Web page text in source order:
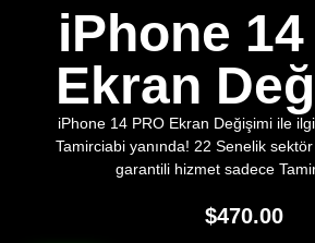
iPhone 14
Ekran
iPhone 14 PRO Ekran Değişimi ile
Tamirciabi yanında! 22 Senelik
garantili hizmet sadece
$470.00